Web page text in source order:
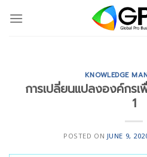
KNOWLEDGE
การเปลี่ยนแปลงองค์กร
1
POSTED ON JUNE 9,